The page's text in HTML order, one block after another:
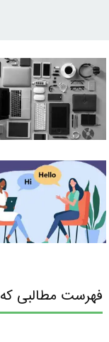
فهرست مطالبی که